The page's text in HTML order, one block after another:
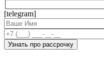
[telegram]